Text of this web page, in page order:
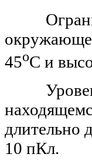
45оС и
Уровень
длительно
10 пКл.